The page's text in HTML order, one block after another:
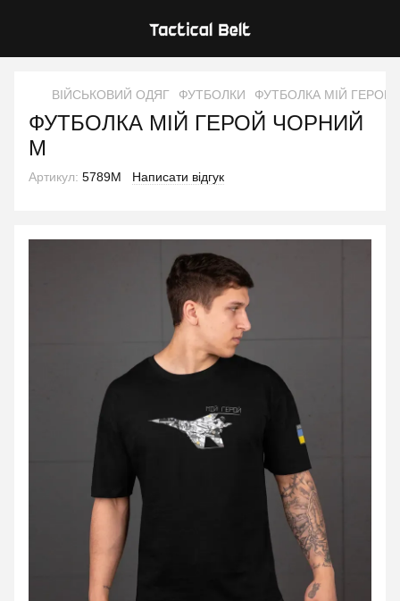
ВІЙСЬКОВИЙ ОДЯГ ФУТБОЛКИ ФУТБОЛКА МІЙ ГЕРОЙ
ФУТБОЛКА МІЙ ГЕРОЙ ЧОРНИЙ
M
Артикул: 5789M Написати відгук